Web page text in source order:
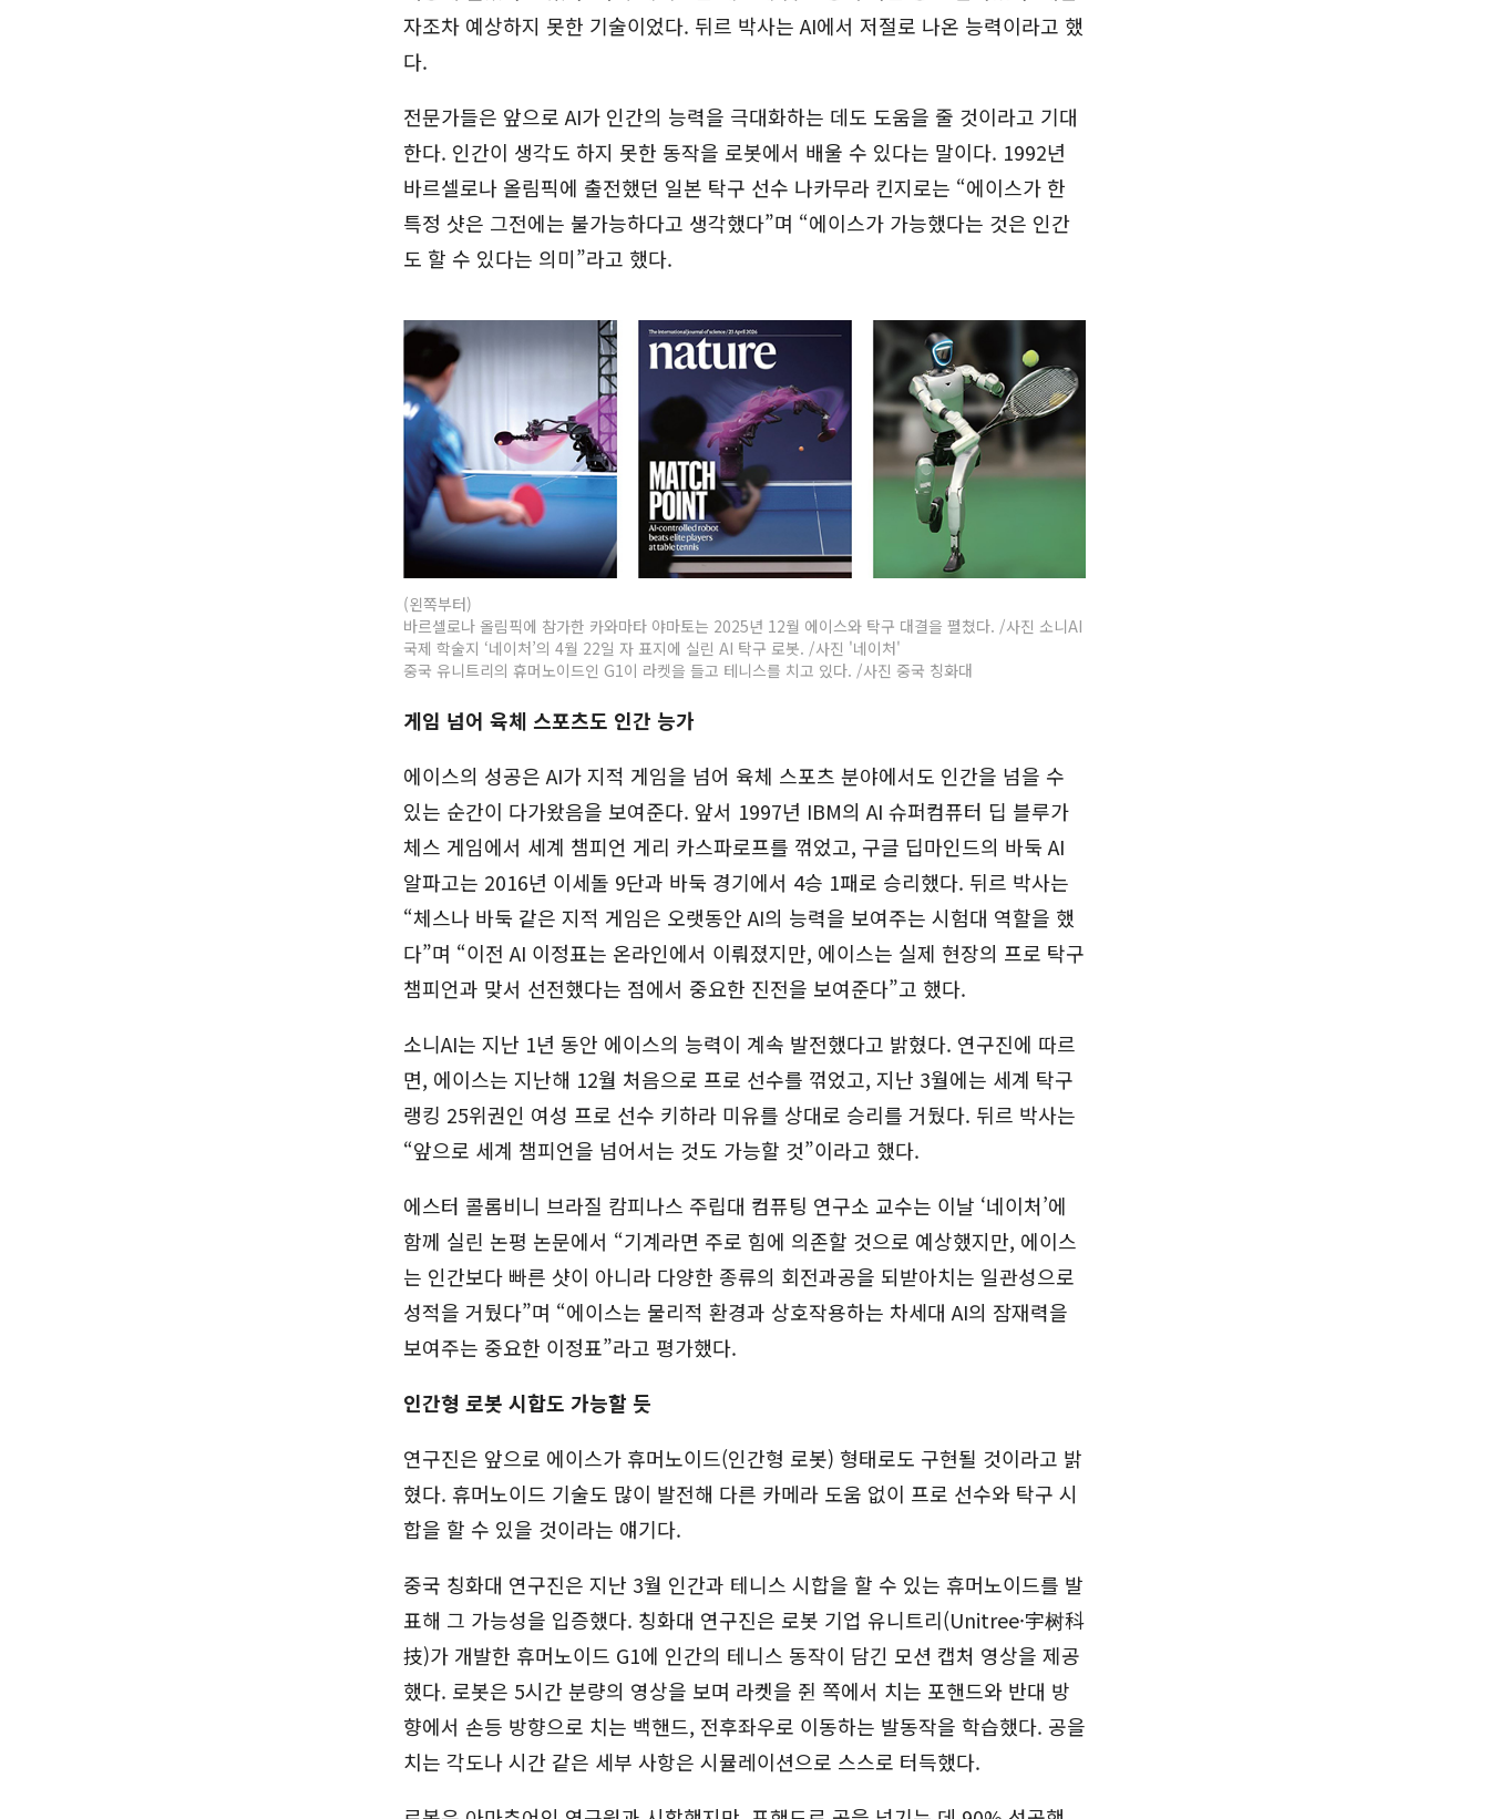
자조차 예상하지 못한 기술이었다. 뒤르 박사는 AI에서 저절로 나온 능력이라고 했
다.
전문가들은 앞으로 AI가 인간의 능력을 극대화하는 데도 도움을 줄 것이라고 기대
한다. 인간이 생각도 하지 못한 동작을 로봇에서 배울 수 있다는 말이다. 1992년
바르셀로나 올림픽에 출전했던 일본 탁구 선수 나카무라 킨지로는 “에이스가 한
특정 샷은 그전에는 불가능하다고 생각했다”며 “에이스가 가능했다는 것은 인간
도 할 수 있다는 의미”라고 했다.
(왼쪽부터)
바르셀로나 올림픽에 참가한 카와마타 야마토는 2025년 12월 에이스와 탁구 대결을 펼쳤다. /사진 소니AI
국제 학술지 ‘네이처’의 4월 22일 자 표지에 실린 AI 탁구 로봇. /사진 '네이처'
중국 유니트리의 휴머노이드인 G1이 라켓을 들고 테니스를 치고 있다. /사진 중국 칭화대
게임 넘어 육체 스포츠도 인간 능가
에이스의 성공은 AI가 지적 게임을 넘어 육체 스포츠 분야에서도 인간을 넘을 수
있는 순간이 다가왔음을 보여준다. 앞서 1997년 IBM의 AI 슈퍼컴퓨터 딥 블루가
체스 게임에서 세계 챔피언 게리 카스파로프를 꺾었고, 구글 딥마인드의 바둑 AI
알파고는 2016년 이세돌 9단과 바둑 경기에서 4승 1패로 승리했다. 뒤르 박사는
“체스나 바둑 같은 지적 게임은 오랫동안 AI의 능력을 보여주는 시험대 역할을 했
다”며 “이전 AI 이정표는 온라인에서 이뤄졌지만, 에이스는 실제 현장의 프로 탁구
챔피언과 맞서 선전했다는 점에서 중요한 진전을 보여준다”고 했다.
소니AI는 지난 1년 동안 에이스의 능력이 계속 발전했다고 밝혔다. 연구진에 따르
면, 에이스는 지난해 12월 처음으로 프로 선수를 꺾었고, 지난 3월에는 세계 탁구
랭킹 25위권인 여성 프로 선수 키하라 미유를 상대로 승리를 거뒀다. 뒤르 박사는
“앞으로 세계 챔피언을 넘어서는 것도 가능할 것”이라고 했다.
에스터 콜롬비니 브라질 캄피나스 주립대 컴퓨팅 연구소 교수는 이날 ‘네이처’에
함께 실린 논평 논문에서 “기계라면 주로 힘에 의존할 것으로 예상했지만, 에이스
는 인간보다 빠른 샷이 아니라 다양한 종류의 회전과공을 되받아치는 일관성으로
성적을 거뒀다”며 “에이스는 물리적 환경과 상호작용하는 차세대 AI의 잠재력을
보여주는 중요한 이정표”라고 평가했다.
인간형 로봇 시합도 가능할 듯
연구진은 앞으로 에이스가 휴머노이드(인간형 로봇) 형태로도 구현될 것이라고 밝
혔다. 휴머노이드 기술도 많이 발전해 다른 카메라 도움 없이 프로 선수와 탁구 시
합을 할 수 있을 것이라는 얘기다.
중국 칭화대 연구진은 지난 3월 인간과 테니스 시합을 할 수 있는 휴머노이드를 발
표해 그 가능성을 입증했다. 칭화대 연구진은 로봇 기업 유니트리(Unitree·宇树科
技)가 개발한 휴머노이드 G1에 인간의 테니스 동작이 담긴 모션 캡처 영상을 제공
했다. 로봇은 5시간 분량의 영상을 보며 라켓을 쥔 쪽에서 치는 포핸드와 반대 방
향에서 손등 방향으로 치는 백핸드, 전후좌우로 이동하는 발동작을 학습했다. 공을
치는 각도나 시간 같은 세부 사항은 시뮬레이션으로 스스로 터득했다.